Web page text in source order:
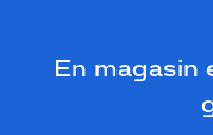
En magasin